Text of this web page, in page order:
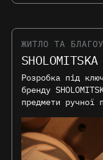
ЖИТЛО ТА
SHOLOMITSKA
Розробка під
бренду
предмети ручної